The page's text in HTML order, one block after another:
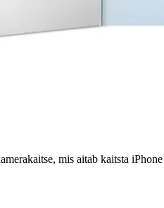
mis aitab kaitsta